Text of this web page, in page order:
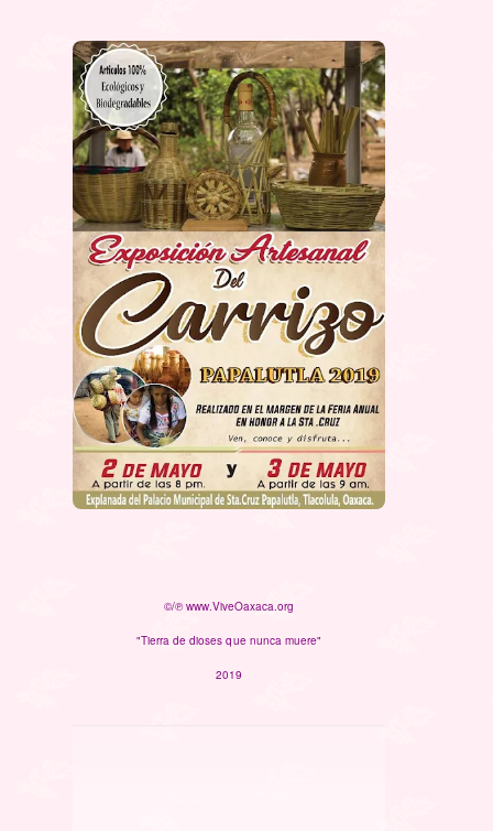
©/℗ www.ViveOaxaca.org
"Tierra de dioses que nunca muere"
2019